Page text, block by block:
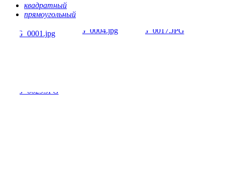
квадратный
прямоугольный